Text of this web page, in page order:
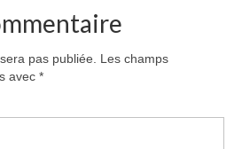
pas publiée.
Les champs
avec *